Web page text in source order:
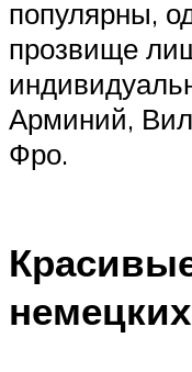
популярны,
прозвище
Арминий,
Фро.